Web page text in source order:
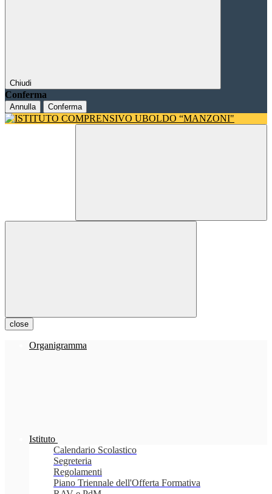
Chiudi
Conferma
Annulla Conferma
close
Organigramma
Istituto
Calendario Scolastico
Segreteria
Regolamenti
Piano Triennale dell'Offerta Formativa